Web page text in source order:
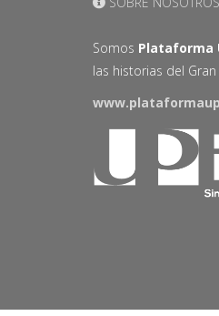
Somos Plataforma
las historias del Gran